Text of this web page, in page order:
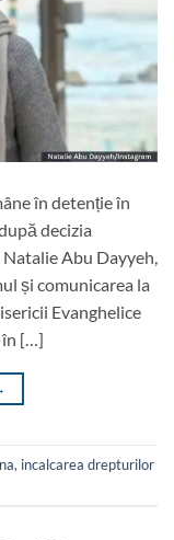
în detenție în
decizia
Abu Dayyeh,
și comunicarea la
Evanghelice
în […]
, incalcarea drepturilor